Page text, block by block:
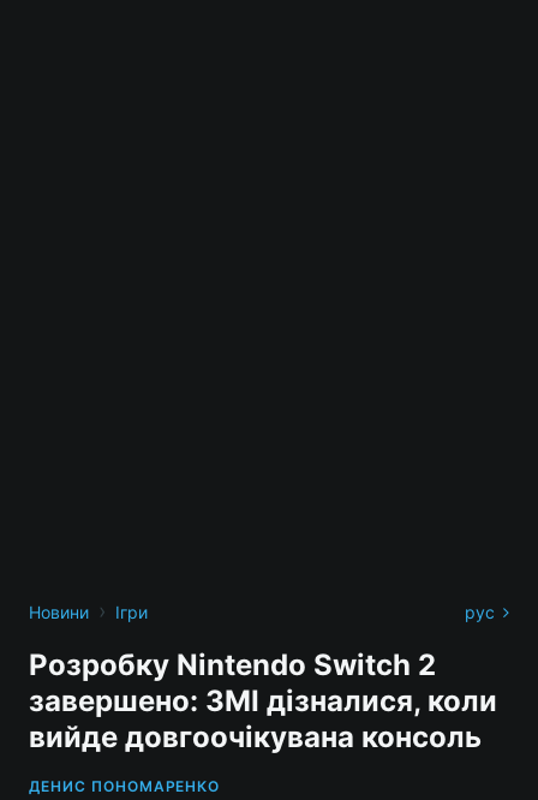
Новини › Ігри рус
Розробку Nintendo Switch 2
завершено: ЗМІ дізналися, коли
вийде довгоочікувана консоль
ДЕНИС ПОНОМАРЕНКО